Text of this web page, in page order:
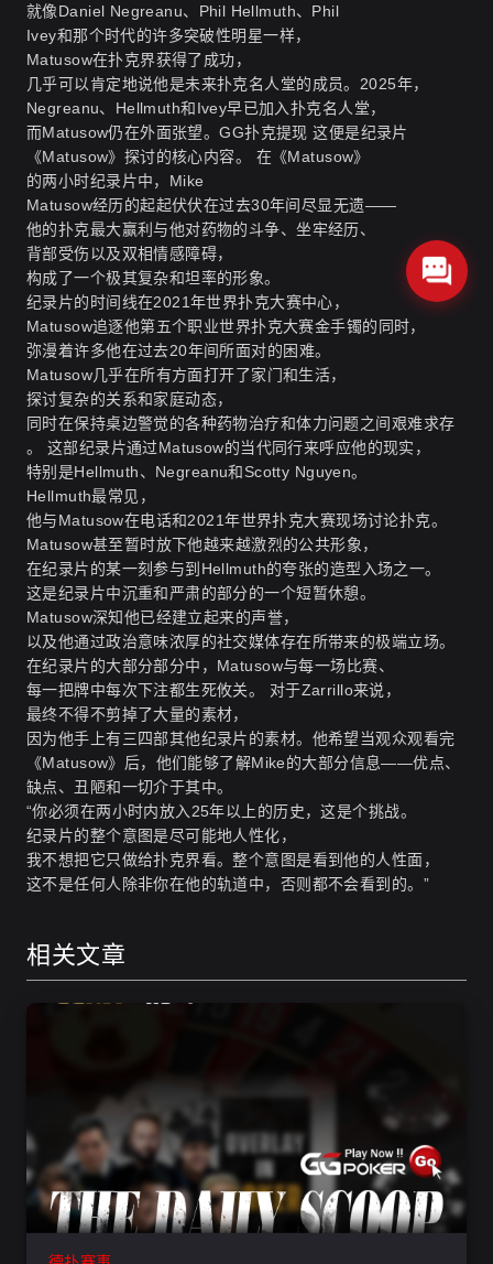
就像Daniel Negreanu、Phil Hellmuth、Phil
Ivey和那个时代的许多突破性明星一样，
Matusow在扑克界获得了成功，
几乎可以肯定地说他是未来扑克名人堂的成员。2025年，
Negreanu、Hellmuth和Ivey早已加入扑克名人堂，
而Matusow仍在外面张望。GG扑克提现 这便是纪录片
《Matusow》探讨的核心内容。 在《Matusow》
的两小时纪录片中，Mike
Matusow经历的起起伏伏在过去30年间尽显无遗——
他的扑克最大赢利与他对药物的斗争、坐牢经历、
背部受伤以及双相情感障碍，
构成了一个极其复杂和坦率的形象。
纪录片的时间线在2021年世界扑克大赛中心，
Matusow追逐他第五个职业世界扑克大赛金手镯的同时，
弥漫着许多他在过去20年间所面对的困难。
Matusow几乎在所有方面打开了家门和生活，
探讨复杂的关系和家庭动态，
同时在保持桌边警觉的各种药物治疗和体力问题之间艰难求存
。 这部纪录片通过Matusow的当代同行来呼应他的现实，
特别是Hellmuth、Negreanu和Scotty Nguyen。
Hellmuth最常见，
他与Matusow在电话和2021年世界扑克大赛现场讨论扑克。
Matusow甚至暂时放下他越来越激烈的公共形象，
在纪录片的某一刻参与到Hellmuth的夸张的造型入场之一。
这是纪录片中沉重和严肃的部分的一个短暂休憩。
Matusow深知他已经建立起来的声誉，
以及他通过政治意味浓厚的社交媒体存在所带来的极端立场。
在纪录片的大部分部分中，Matusow与每一场比赛、
每一把牌中每次下注都生死攸关。 对于Zarrillo来说，
最终不得不剪掉了大量的素材，
因为他手上有三四部其他纪录片的素材。他希望当观众观看完
《Matusow》后，他们能够了解Mike的大部分信息——优点、
缺点、丑陋和一切介于其中。
“你必须在两小时内放入25年以上的历史，这是个挑战。
纪录片的整个意图是尽可能地人性化，
我不想把它只做给扑克界看。整个意图是看到他的人性面，
这不是任何人除非你在他的轨道中，否则都不会看到的。”
相关文章